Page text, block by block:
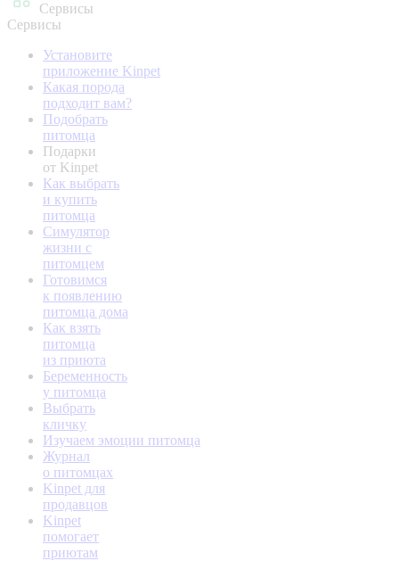
Сервисы
Сервисы
Установите
приложение Kinpet
Какая порода
подходит вам?
Подобрать
питомца
Подарки
от Kinpet
Как выбрать
и купить
питомца
Симулятор
жизни с
питомцем
Готовимся
к появлению
питомца дома
Как взять
питомца
из приюта
Беременность
у питомца
Выбрать
кличку
Изучаем эмоции питомца
Журнал
о питомцах
Kinpet для
продавцов
Kinpet
помогает
приютам